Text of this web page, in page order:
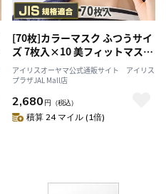
[70枚]カラーマスク ふつうサイ
ズ 7枚入×10 美フィットマスク
ピスタチオ×グレー
アイリスオーヤマ公式通販サイト アイリス
プラザJAL Mall店
2,680 円 （税込）
積算 24 マイル (1倍)